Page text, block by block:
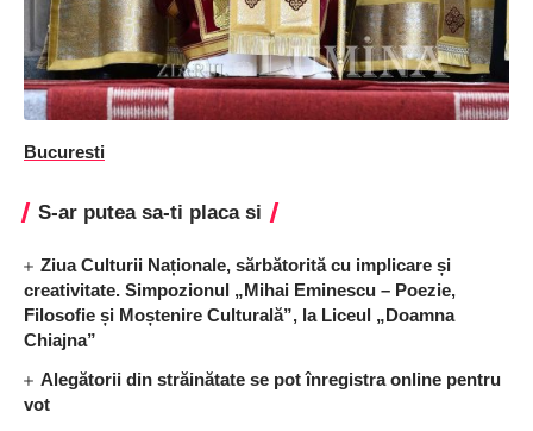
Bucuresti
S-ar putea sa-ti placa si
Ziua Culturii Naționale, sărbătorită cu implicare și
creativitate. Simpozionul „Mihai Eminescu – Poezie,
Filosofie și Moștenire Culturală”, la Liceul „Doamna
Chiajna”
Alegătorii din străinătate se pot înregistra online pentru
vot